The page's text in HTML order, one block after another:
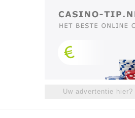
Uw advertentie hier?